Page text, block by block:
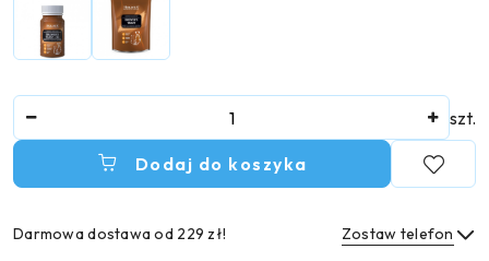
szt.
Dodaj do koszyka
Darmowa dostawa od 229 zł! Zostaw telefon